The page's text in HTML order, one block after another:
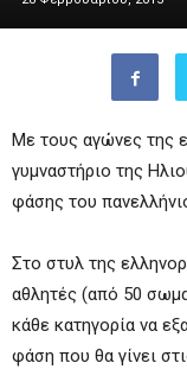
Με τους αγώνες της
γυμναστήριο της
φάσης του
Στο στυλ της
αθλητές (από 50
κάθε κατηγορία να
φάση που θα γίνει